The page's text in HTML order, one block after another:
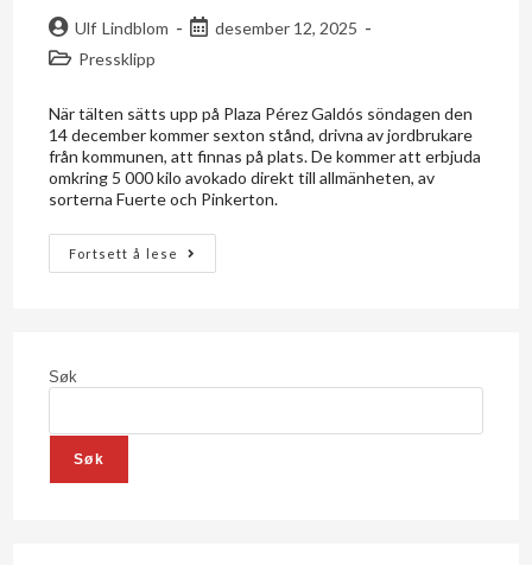
Ulf Lindblom
desember 12, 2025
Pressklipp
När tälten sätts upp på Plaza Pérez Galdós söndagen den
14 december kommer sexton stånd, drivna av jordbrukare
från kommunen, att finnas på plats. De kommer att erbjuda
omkring 5 000 kilo avokado direkt till allmänheten, av
sorterna Fuerte och Pinkerton.
Fortsett å lese
Søk
Søk